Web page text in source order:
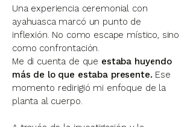
Una experiencia ceremonial con
ayahuasca marcó un punto de
inflexión. No como escape místico, sino
como confrontación.
Me di cuenta de que estaba huyendo
más de lo que estaba presente. Ese
momento redirigió mi enfoque de la
planta al cuerpo.